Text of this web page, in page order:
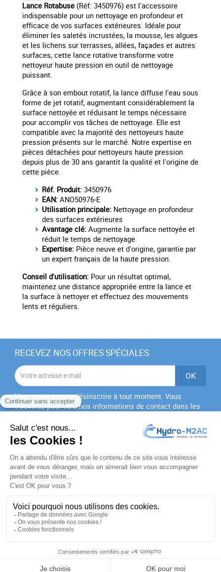
Lance Rotabuse (Réf: 3450976) est l'accessoire
indispensable pour un nettoyage en profondeur et
efficace de vos surfaces extérieures. Idéale pour
éliminer les saletés incrustées, la mousse, les algues
et les lichens sur terrasses, allées, façades et autres
surfaces, cette lance rotative transforme votre
nettoyeur haute pression en outil de nettoyage
puissant.
Grâce à son embout rotatif, la lance diffuse l'eau sous
forme de jet rotatif, augmentant considérablement la
surface nettoyée et réduisant le temps nécessaire
pour accomplir vos tâches de nettoyage. Elle est
compatible avec la majorité des nettoyeurs haute
pression présents sur le marché. Notre expertise en
pièces détachées pour nettoyeurs haute pression
depuis plus de 30 ans garantit la qualité et l'origine de
cette pièce.
Réf. Produit: 3450976
EAN: ANO50976-E
Utilisation principale: Nettoyage en profondeur
des surfaces extérieures
Avantage clé: Augmente la surface nettoyée et
réduit le temps de nettoyage
Expertise: Pièce neuve et d'origine, garantie par
un expert français de la haute pression.
Conseil d'utilisation: Pour un résultat optimal,
maintenez une distance appropriée entre la lance et
la surface à nettoyer et effectuez des mouvements
lents et réguliers.
RECEVEZ NOS OFFRES SPÉCIALES
Vous pouvez vous désinscrire à tout moment. Vous
trouverez pour cela nos informations de contact dans les
J'accepte lesconditions générales
politique de
confidentialité
PRODUITS
NOTRE SOCIÉTÉ
VOTRE COMPTE